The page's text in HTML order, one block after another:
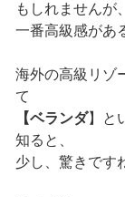
もしれませんが、
一番高級感があ
海外の高級リゾ
て
【ベランダ】と
知ると、
少し、驚きです